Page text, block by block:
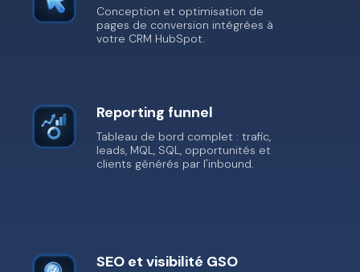
Conception et optimisation de
pages de conversion intégrées à
votre CRM HubSpot.
Reporting funnel
Tableau de bord complet : trafic,
leads, MQL, SQL, opportunités et
clients générés par l'inbound.
SEO et visibilité GSO